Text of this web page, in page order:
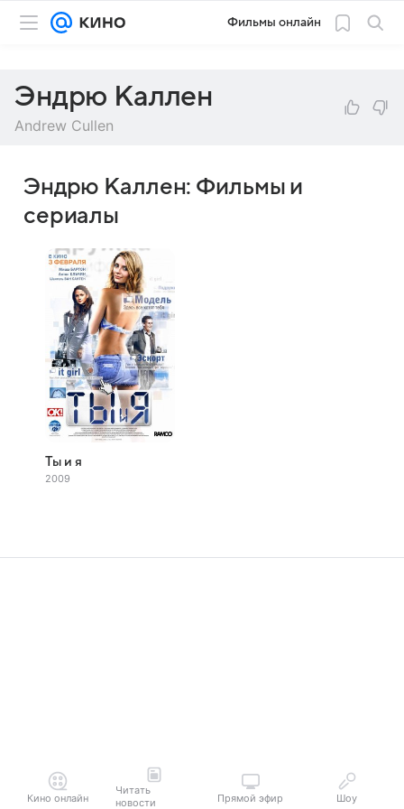
Фильмы онлайн
Эндрю Каллен
Andrew Cullen
Эндрю Каллен: Фильмы и
сериалы
Ты и я
2009
Кино онлайн
Читать
новости
Прямой эфир Шоу